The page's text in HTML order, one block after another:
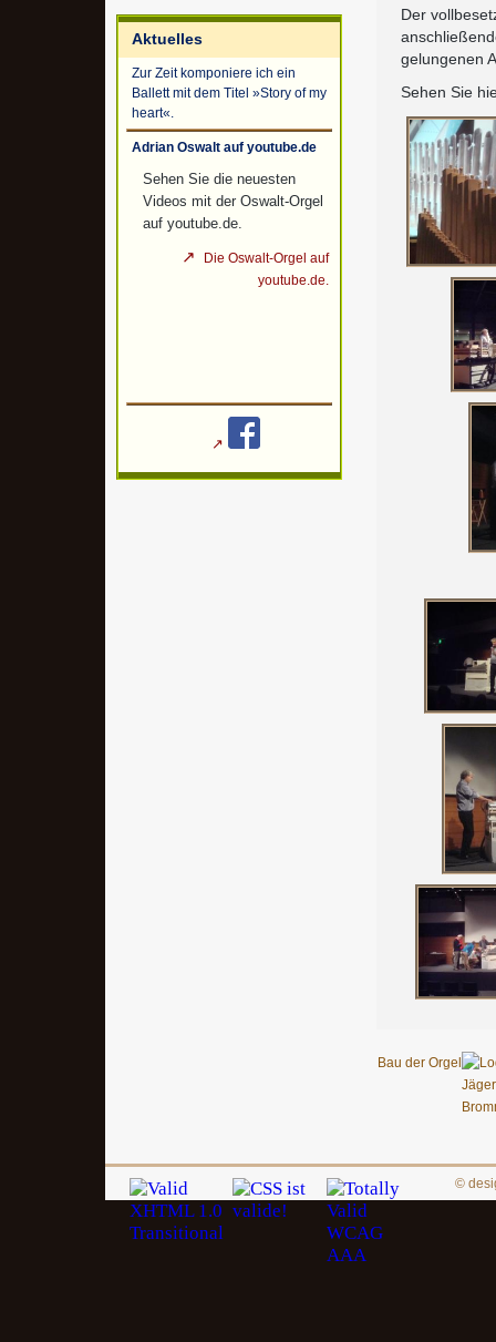
Aktuelles
Zur Zeit komponiere ich ein
Ballett mit dem Titel »Story of my
heart«.
Adrian Oswalt auf youtube.de
Sehen Sie die neuesten
Videos mit der Oswalt-Orgel
auf youtube.de.
Die Oswalt-Orgel auf
youtube.de.
Der
gelungenen
Sehen Sie
Bau der Orgel
©